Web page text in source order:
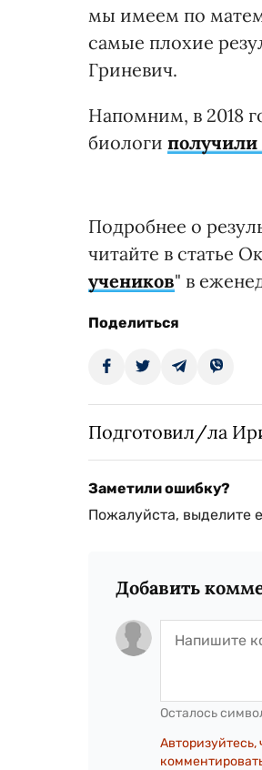
мы имеем по
самые плохие
Гриневич.
Напомним, в 2018
биологи получили
Подробнее о
читайте в статье
учеников" в
Поделиться
Подготовил/ла
Заметили ошибку?
Пожалуйста, выделите
Добавить
Осталось